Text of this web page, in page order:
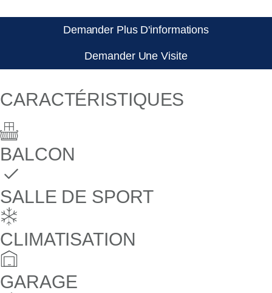
Demander Plus D'informations
Demander Une Visite
CARACTÉRISTIQUES
BALCON
SALLE DE SPORT
CLIMATISATION
GARAGE